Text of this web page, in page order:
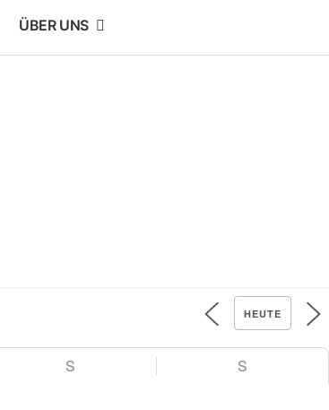
ÜBER UNS
HEUTE
S S